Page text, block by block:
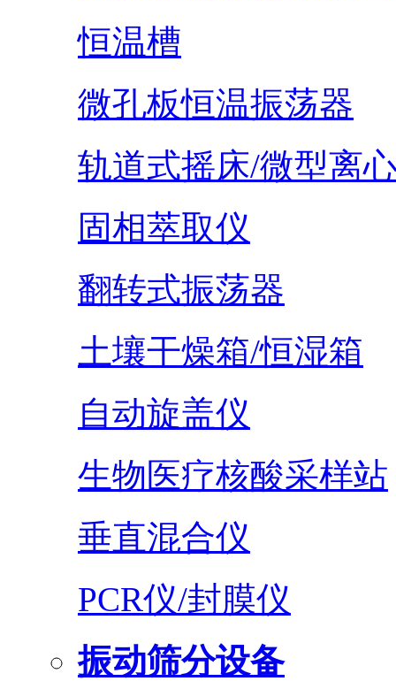
恒温槽
微孔板恒温振荡器
轨道式摇床/微型离
固相萃取仪
翻转式振荡器
土壤干燥箱/恒湿箱
自动旋盖仪
生物医疗核酸采样站
垂直混合仪
PCR仪/封膜仪
振动筛分设备